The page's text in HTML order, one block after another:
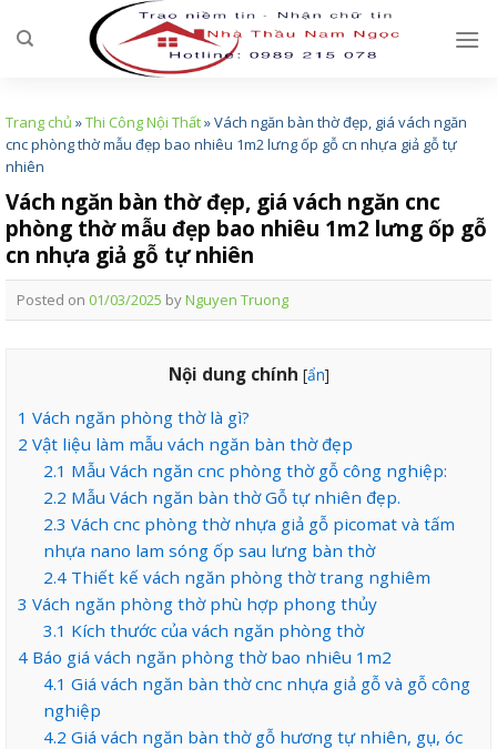
Trang chủ »Thi Công Nội Thất»Vách ngăn bàn thờ đẹp, giá vách ngăn
cnc phòng thờ mẫu đẹp bao nhiêu 1m2 lưng ốp gỗ cn nhựa giả gỗ tự
nhiên
Vách ngăn bàn thờ đẹp, giá vách ngăn cnc
phòng thờ mẫu đẹp bao nhiêu 1m2 lưng ốp gỗ
cn nhựa giả gỗ tự nhiên
Posted on 01/03/2025 byNguyen Truong
Nội dung chính [ẩn]
1 Vách ngăn phòng thờ là gì?
2 Vật liệu làm mẫu vách ngăn bàn thờ đẹp
2.1 Mẫu Vách ngăn cnc phòng thờ gỗ công nghiệp:
2.2 Mẫu Vách ngăn bàn thờ Gỗ tự nhiên đẹp.
2.3 Vách cnc phòng thờ nhựa giả gỗ picomat và tấm
nhựa nano lam sóng ốp sau lưng bàn thờ
2.4Thiết kế vách ngăn phòng thờ trang nghiêm
3 Vách ngăn phòng thờ phù hợp phong thủy
3.1 Kích thước của vách ngăn phòng thờ
4 Báo giá vách ngăn phòng thờ bao nhiêu 1m2
4.1 Giá vách ngăn bàn thờ cnc nhựa giả gỗ và gỗ công
nghiệp
4.2 Giá vách ngăn bàn thờ gỗ hương tự nhiên, gụ, óc